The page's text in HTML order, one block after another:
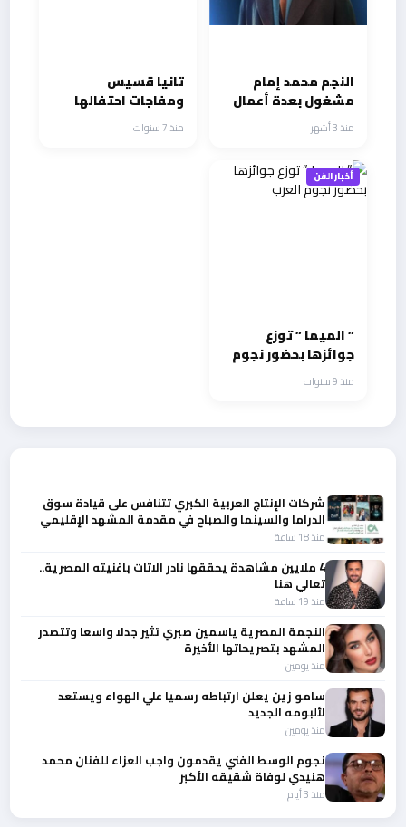
النجم محمد إمام
مشغول بعدة أعمال
دراما وسينما بعد نجاح
الكينج
منذ 3 أشهر
تانيا قسيس
ومفاجات احتفالها
بعيد الموسيقي
بكازينو لبنان
منذ 7 سنوات
أخبار الفن
” الميما ” توزع
جوائزها بحضور نجوم
العربمنذ 9 سنوات
شركات الإنتاج العربية الكبري تتنافس على قيادة سوق
الدراما والسينما والصباح في مقدمة المشهد الإقليمي
منذ 18 ساعة
4 ملايين مشاهدة يحققها نادر الاتات باغنيته المصرية..
تعالي هنا
منذ 19 ساعة
النجمة المصرية ياسمين صبري تثير جدلا واسعا وتتصدر
المشهد بتصريحاتها الأخيرة
منذ يومين
سامو زين يعلن ارتباطه رسميا علي الهواء ويستعد
لألبومه الجديد
منذ يومين
نجوم الوسط الفني يقدمون واجب العزاء للفنان محمد
هنيدي لوفاة شقيقه الأكبر
منذ 3 أيام